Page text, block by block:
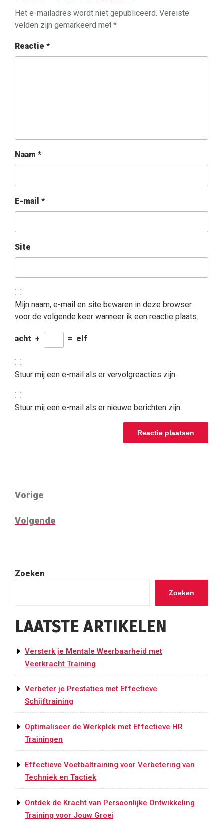
Het e-mailadres wordt niet gepubliceerd. Vereiste
velden zijn gemarkeerd met *
Reactie *
Naam *
E-mail *
Site
Mijn naam, e-mail en site bewaren in deze browser
voor de volgende keer wanneer ik een reactie plaats.
acht + = elf
Stuur mij een e-mail als er vervolgreacties zijn.
Stuur mij een e-mail als er nieuwe berichten zijn.
BERICHTNAVIGATIE
Vorig
Vorige
Volgend
Volgende
Zoeken
Zoeken
LAATSTE ARTIKELEN
Versterk je Mentale Weerbaarheid met
Veerkracht Training
Verbeter je Prestaties met Effectieve
Schijftraining
Optimaliseer de Werkplek met Effectieve HR
Trainingen
Effectieve Voetbaltraining voor Verbetering van
Techniek en Tactiek
Ontdek de Kracht van Persoonlijke Ontwikkeling
Training voor Jouw Groei